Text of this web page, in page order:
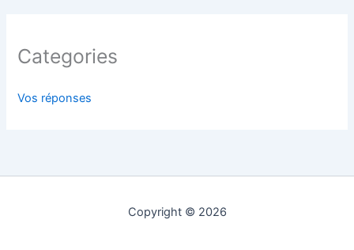
Categories
Vos réponses
Copyright © 2026